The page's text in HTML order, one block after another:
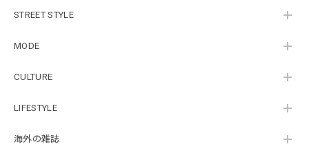
STREET STYLE
MODE
CULTURE
LIFESTYLE
海外の雑誌